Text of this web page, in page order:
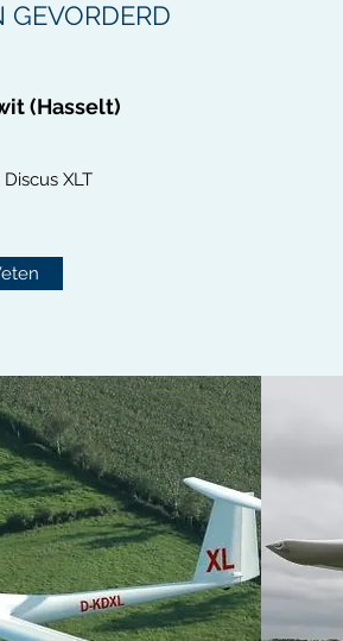
(Hasselt)
XLT